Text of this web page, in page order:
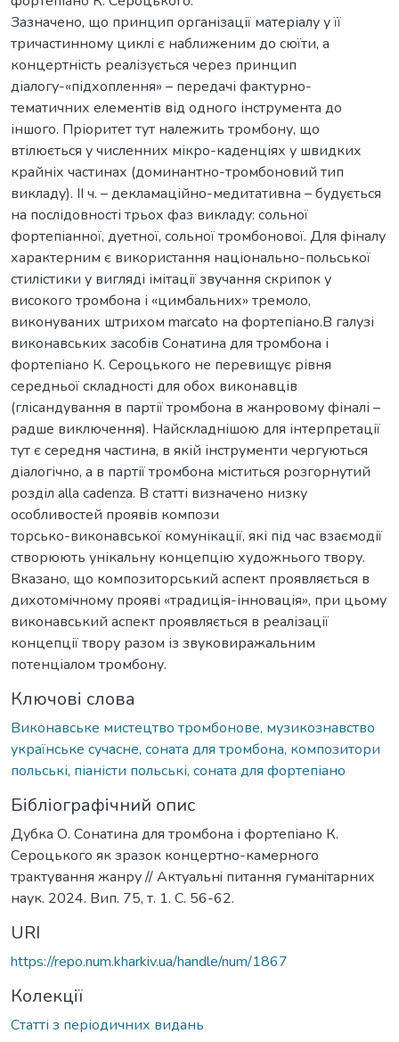
Зазначено, що принцип організації матеріалу у її
тричастинному циклі є наближеним до сюїти, а
концертність реалізується через принцип
діалогу-«підхоплення» – передачі фактурно-
тематичних елементів від одного інструмента до
іншого. Пріоритет тут належить тромбону, що
втілюється у численних мікро-каденціях у швидких
крайніх частинах (доминантно-тромбоновий тип
викладу). II ч. – декламаційно-медитативна – будується
на послідовності трьох фаз викладу: сольної
фортепіанної, дуетної, сольної тромбонової. Для фіналу
характерним є використання національно-польської
стилістики у вигляді імітації звучання скрипок у
високого тромбона і «цимбальних» тремоло,
виконуваних штрихом marcato на фортепіано.В галузі
виконавських засобів Сонатина для тромбона і
фортепіано К. Сероцького не перевищує рівня
середньої складності для обох виконавців
(глісандування в партії тромбона в жанровому фіналі –
радше виключення). Найскладнішою для інтерпретації
тут є середня частина, в якій інструменти чергуються
діалогічно, а в партії тромбона міститься розгорнутий
розділ alla cadenza. В статті визначено низку
особливостей проявів компози
торсько-виконавської комунікації, які під час взаємодії
створюють унікальну концепцію художнього твору.
Вказано, що композиторський аспект проявляється в
дихотомічному прояві «традиція-інновація», при цьому
виконавський аспект проявляється в реалізації
концепції твору разом із звуковиражальним
потенціалом тромбону.
Ключові слова
Виконавське мистецтво тромбонове, музикознавство
українське сучасне, соната для тромбона, композитори
польські, піаністи польські, соната для фортепіано
Бібліографічний опис
Дубка О. Сонатина для тромбона і фортепіано К.
Сероцького як зразок концертно-камерного
трактування жанру // Актуальнi питання гуманiтарних
наук. 2024. Вип. 75, т. 1. С. 56-62.
URI
https://repo.num.kharkiv.ua/handle/num/1867
Колекції
Статті з періодичних видань